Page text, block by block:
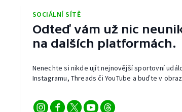
SOCIÁLNÍ SÍTĚ
Odteď vám už nic
na dalších platformách.
Nenechte si nikde ujít nejnovější sportovní
Instagramu, Threads či YouTube a buďte v